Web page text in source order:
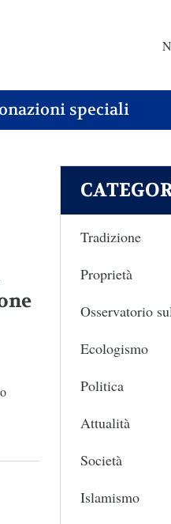
speciali
Tradizione
Proprietà
Osservatorio
Ecologismo
Politica
Attualità
Società
Islamismo